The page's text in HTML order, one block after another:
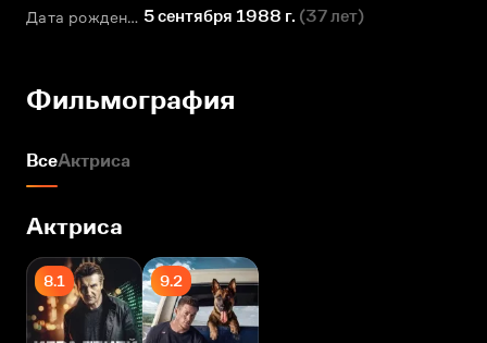
Дата рождения 5 сентября 1988 г. (37 лет)
Фильмография
ВсеАктриса
Актриса
8.1 9.2